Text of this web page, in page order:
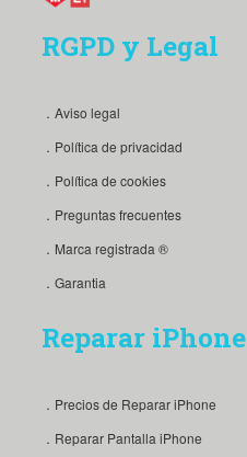
RGPD y Legal
．Aviso legal
．Política de privacidad
．Política de cookies
．Preguntas frecuentes
．Marca registrada ®
．Garantia
Reparar iPhone
．Precios de Reparar iPhone
．Reparar Pantalla iPhone